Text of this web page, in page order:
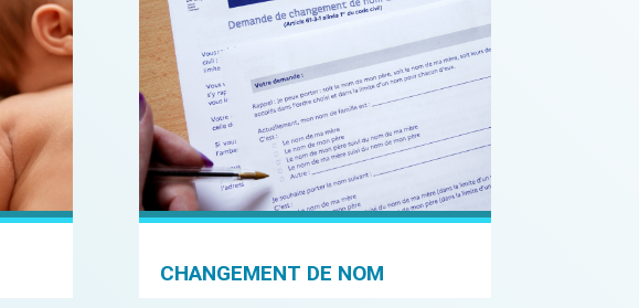
CHANGEMENT DE NOM